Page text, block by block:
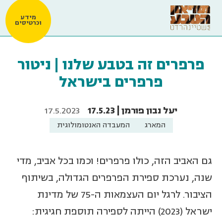
מידע
וכרטיסים
פרפרים זה בטבע שלנו | ניטור
פרפרים בישראל
יעל נבון פורמן | 17.5.23 17.5.2023
המארג המעבדה האנטומולוגית
גם האביב הזה, כולו פרפרים! וכמו בכל אביב, מדי
שנה, נערכת ספירת הפרפרים הגדולה, בשיתוף
הציבור. לרגל יום העצמאות ה-75 של מדינת
ישראל (2023) הייתה לספירה תוספת חגיגית: